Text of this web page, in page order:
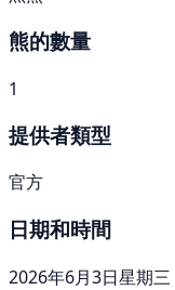
熊的數量
1
提供者類型
官方
日期和時間
2026年6月3日星期